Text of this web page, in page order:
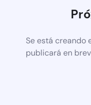
Se está creando
publicará en